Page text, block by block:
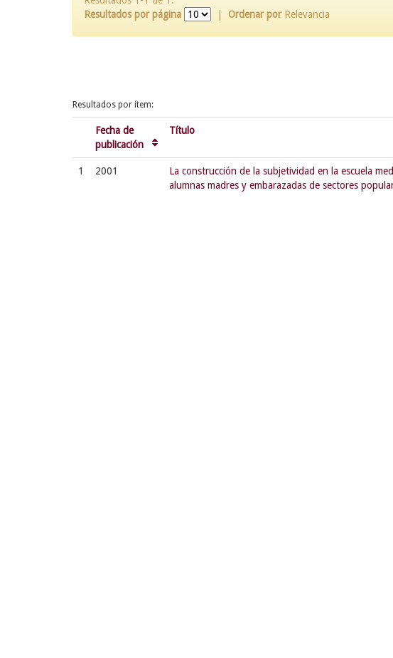
Resultados por página
Ordenar por Relevancia
Resultados por ítem:
Fecha de
publicación
Título
1 2001
La construcción de la subjetividad en la escuela
alumnas madres y embarazadas de sectores